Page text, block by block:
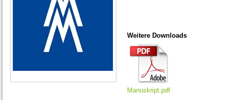
Weitere Downloads
Manuskript.pdf